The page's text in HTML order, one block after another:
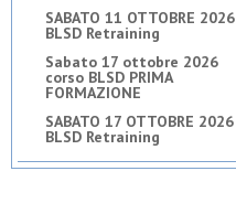
SABATO 11 OTTOBRE 2026
BLSD Retraining
Sabato 17 ottobre 2026
corso BLSD PRIMA
FORMAZIONE
SABATO 17 OTTOBRE 2026
BLSD Retraining